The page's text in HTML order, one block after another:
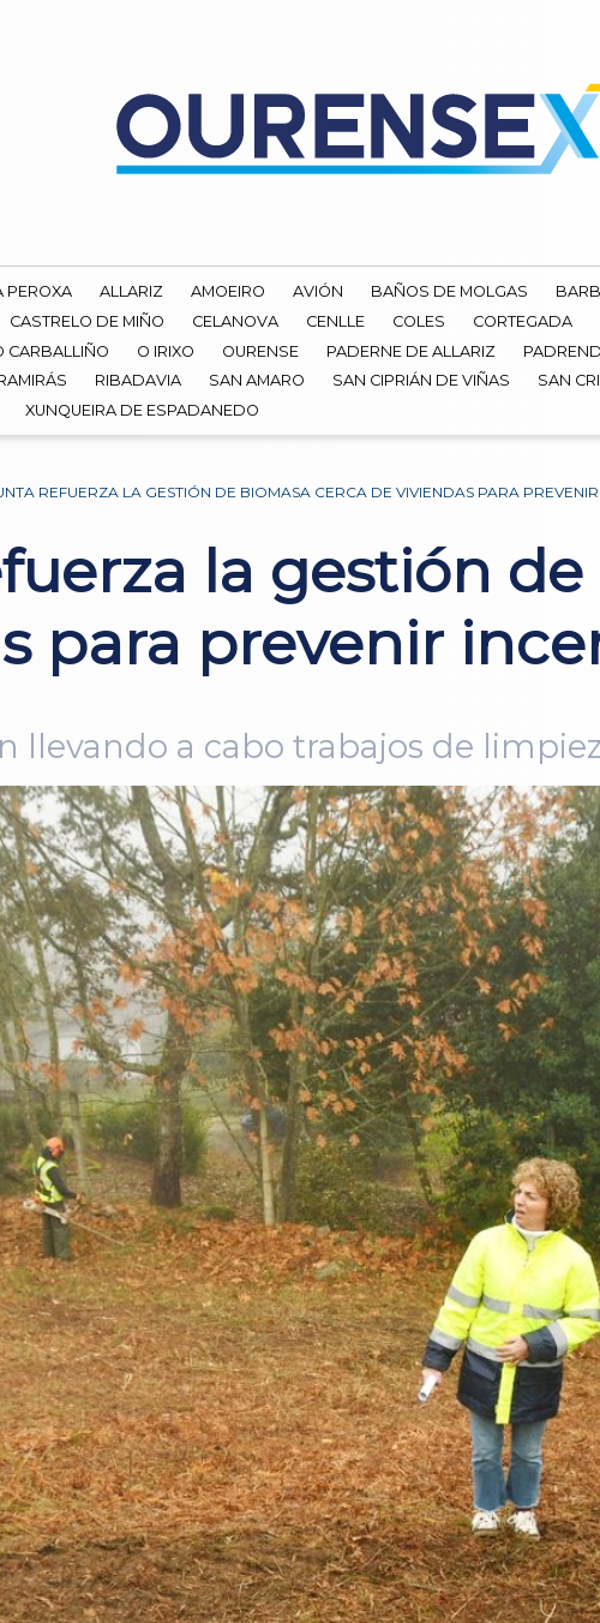
PEROXA ALLARIZ AMOEIRO AVIÓN BAÑOS DE MOLGAS
CASTRELO DE MIÑO CELANOVA CENLLE COLES CORTEGADA
CARBALLIÑO O IRIXO OURENSE PADERNE DE ALLARIZ
RIBADAVIA SAN AMARO SAN CIPRIÁN DE VIÑAS SAN
XUNQUEIRA DE ESPADANEDO
REFUERZA LA GESTIÓN DE BIOMASA CERCA DE VIVIENDAS PARA
la gestión
para prevenir
llevando a cabo trabajos de